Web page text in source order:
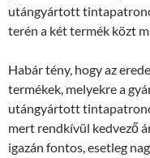
utángyártott
terén a két termék közt
Habár tény, hogy az
termékek, melyekre a
utángyártott
mert rendkívül kedvező
igazán fontos, esetleg